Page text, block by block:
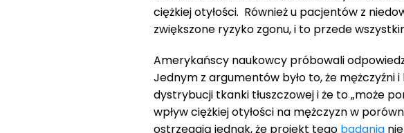
ciężkiej otyłości. Również u pacjentów z
zwiększone ryzyko zgonu, i to przede
Amerykańscy naukowcy próbowali
Jednym z argumentów było to, że mężczyźni
dystrybucji tkanki tłuszczowej i że to „może
wpływ ciężkiej otyłości na mężczyzn w
ostrzegają jednak, że projekt tego badania